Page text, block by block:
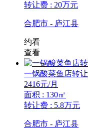
转让费 : 20万元
合肥市 - 庐江县
约看
查看
一锅酸菜鱼店转让
2416元/月
面积 : 130㎡
转让费 : 5.8万元
合肥市 - 庐江县